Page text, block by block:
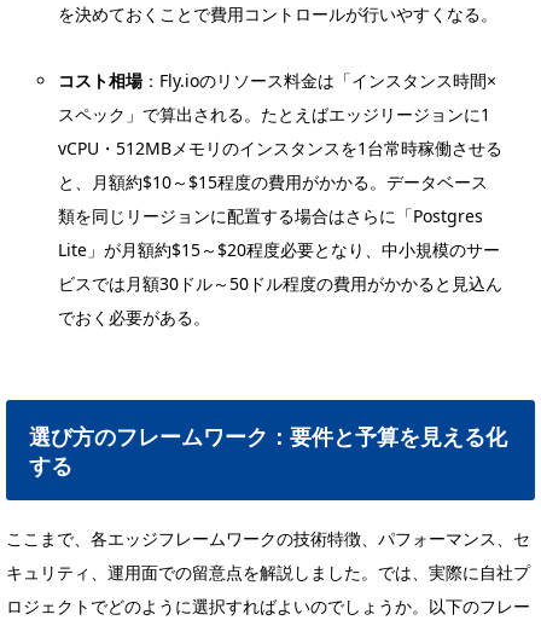
を決めておくことで費用コントロールが行いやすくなる。
コスト相場：Fly.ioのリソース料金は「インスタンス時間×
スペック」で算出される。たとえばエッジリージョンに1
vCPU・512MBメモリのインスタンスを1台常時稼働させる
と、月額約$10～$15程度の費用がかかる。データベース
類を同じリージョンに配置する場合はさらに「Postgres
Lite」が月額約$15～$20程度必要となり、中小規模のサー
ビスでは月額30ドル～50ドル程度の費用がかかると見込ん
でおく必要がある。
選び方のフレームワーク：要件と予算を見える化
する
ここまで、各エッジフレームワークの技術特徴、パフォーマンス、セ
キュリティ、運用面での留意点を解説しました。では、実際に自社プ
ロジェクトでどのように選択すればよいのでしょうか。以下のフレー